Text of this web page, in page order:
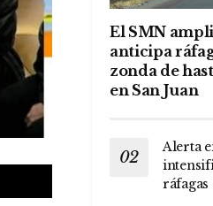
El SMN
anticipa
zonda de
en San Juan
Alerta
ráfagas